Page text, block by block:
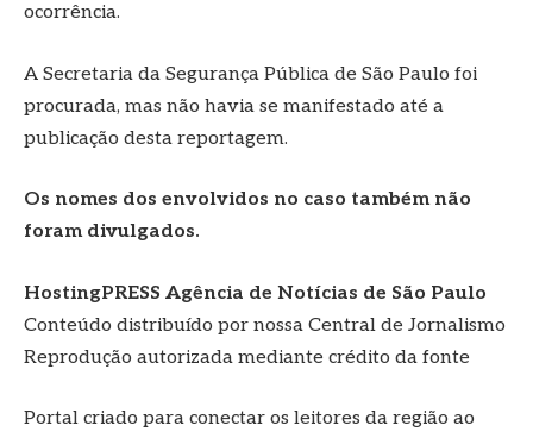
ocorrência.
A Secretaria da Segurança Pública de São Paulo foi
procurada, mas não havia se manifestado até a
publicação desta reportagem.
Os nomes dos envolvidos no caso também não
foram divulgados.
HostingPRESS Agência de Notícias de São Paulo
Conteúdo distribuído por nossa Central de Jornalismo
Reprodução autorizada mediante crédito da fonte
Portal criado para conectar os leitores da região ao